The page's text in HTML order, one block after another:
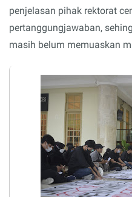
penjelasan pihak rektorat
pertanggungjawaban,
masih belum memuaskan